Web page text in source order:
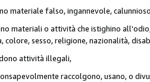
materiale falso, ingannevole,
materiali o attività che istighino
colore, sesso, religione, nazionalità,
attività illegali,
raccolgono, usano, o